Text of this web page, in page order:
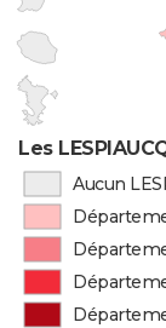
Les
Aucun